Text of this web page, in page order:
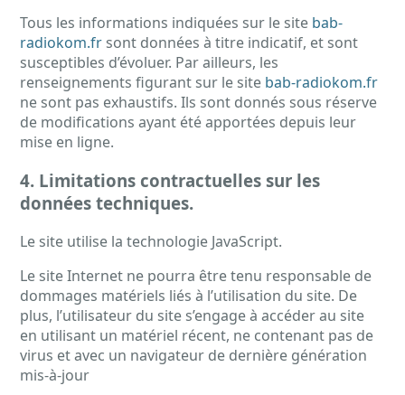
Tous les informations indiquées sur le site bab-
radiokom.fr sont données à titre indicatif, et sont
susceptibles d’évoluer. Par ailleurs, les
renseignements figurant sur le site bab-radiokom.fr
ne sont pas exhaustifs. Ils sont donnés sous réserve
de modifications ayant été apportées depuis leur
mise en ligne.
4. Limitations contractuelles sur les
données techniques.
Le site utilise la technologie JavaScript.
Le site Internet ne pourra être tenu responsable de
dommages matériels liés à l’utilisation du site. De
plus, l’utilisateur du site s’engage à accéder au site
en utilisant un matériel récent, ne contenant pas de
virus et avec un navigateur de dernière génération
mis-à-jour